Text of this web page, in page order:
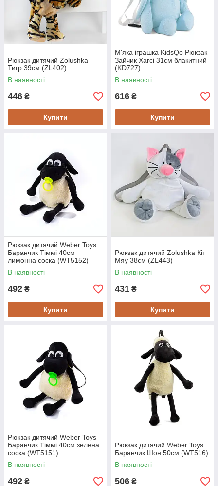
Рюкзак дитячий Zolushka
Тигр 39см (ZL402)
В наявності
446 ₴
Купити
М'яка іграшка KidsQo Рюкзак
Зайчик Хагсі 31см блакитний
(KD727)
В наявності
616 ₴
Купити
Рюкзак дитячий Weber Toys
Баранчик Тіммі 40см
лимонна соска (WT5152)
В наявності
492 ₴
Купити
Рюкзак дитячий Zolushka Кіт
Мяу 38см (ZL443)
В наявності
431 ₴
Купити
Рюкзак дитячий Weber Toys
Баранчик Тіммі 40см зелена
соска (WT5151)
В наявності
492 ₴
Рюкзак дитячий Weber Toys
Баранчик Шон 50см (WT516)
В наявності
506 ₴